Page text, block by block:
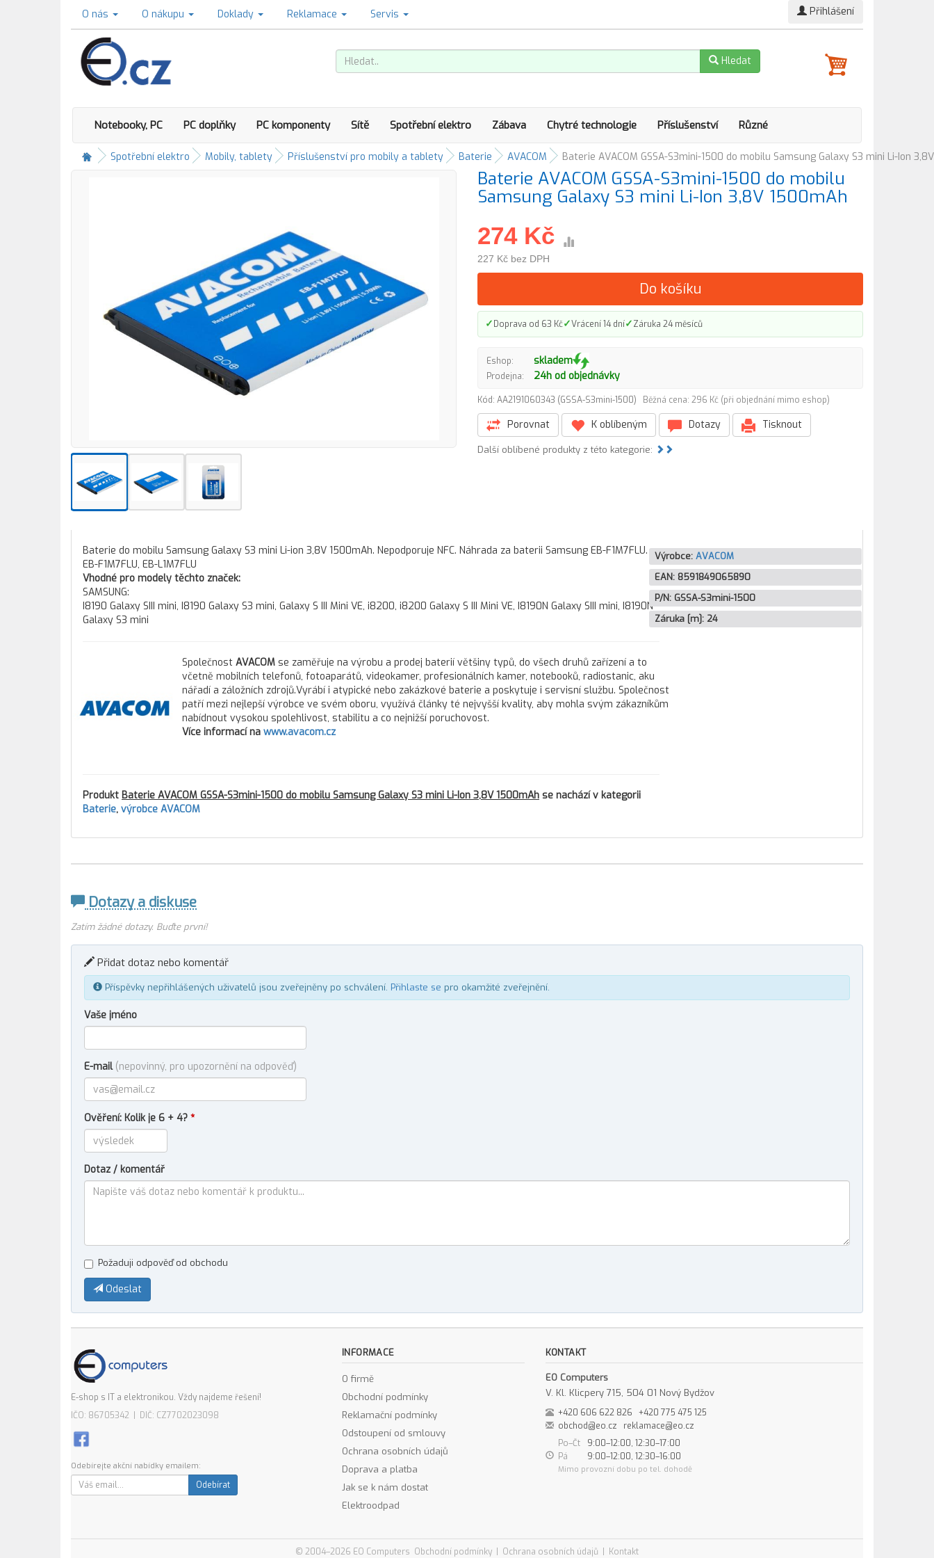
O nás O nákupu Doklady Reklamace Servis Přihlášení
Hledat
Notebooky, PC PC doplňky PC komponenty Sítě Spotřební elektro Zábava Chytré technologie Příslušenství Různé
Spotřební elektro Mobily, tablety Příslušenství pro mobily a tablety Baterie AVACOM Baterie AVACOM GSSA-S3mini-1500 do mobilu Samsung Galaxy S3 mini Li-Ion
Baterie AVACOM GSSA-S3mini-1500 do mobilu
Samsung Galaxy S3 mini Li-Ion 3,8V 1500mAh
274 Kč
227 Kč bez DPH
Do košíku
✓Doprava od 63 Kč✓Vrácení 14 dní✓Záruka 24 měsíců
Eshop: skladem
Prodejna: 24h od objednávky
Kód: AA2191060343 (GSSA-S3mini-1500) Běžná cena: 296 Kč (při objednání mimo eshop)
Porovnat K oblíbeným Dotazy Tisknout
Další oblíbené produkty z této kategorie:
Baterie do mobilu Samsung Galaxy S3 mini Li-ion 3,8V 1500mAh. Nepodporuje NFC. Náhrada za baterii Samsung EB-F1M7FLU.
EB-F1M7FLU, EB-L1M7FLU
Vhodné pro modely těchto značek:
SAMSUNG:
I8190 Galaxy SIII mini, I8190 Galaxy S3 mini, Galaxy S III Mini VE, i8200, i8200 Galaxy S III Mini VE, I8190N Galaxy SIII mini, I8190N
Galaxy S3 mini
Společnost AVACOM se zaměřuje na výrobu a prodej baterií většiny typů, do všech druhů zařízení a to
včetně mobilních telefonů, fotoaparátů, videokamer, profesionálních kamer, notebooků, radiostanic, aku
nářadí a záložních zdrojů.Vyrábí i atypické nebo zakázkové baterie a poskytuje i servisní službu. Společnost
patří mezi nejlepší výrobce ve svém oboru, využívá články té nejvyšší kvality, aby mohla svým zákazníkům
nabídnout vysokou spolehlivost, stabilitu a co nejnižší poruchovost.
Více informací na www.avacom.cz
Produkt Baterie AVACOM GSSA-S3mini-1500 do mobilu Samsung Galaxy S3 mini Li-Ion 3,8V 1500mAh se nachází v kategorii
Baterie, výrobce AVACOM
Výrobce: AVACOM
EAN: 8591849065890
P/N: GSSA-S3mini-1500
Záruka [m]: 24
Dotazy a diskuse
Zatím žádné dotazy. Buďte první!
Přidat dotaz nebo komentář
Příspěvky nepřihlášených uživatelů jsou zveřejněny po schválení. Přihlaste se pro okamžité zveřejnění.
Vaše jméno
E-mail (nepovinný, pro upozornění na odpověď)
Ověření: Kolik je 6 + 4? *
Dotaz / komentář
Požaduji odpověď od obchodu
Odeslat
E-shop s IT a elektronikou. Vždy najdeme řešení!
IČO: 86705342 | DIČ: CZ7702023098
Odebírejte akční nabídky emailem:
Odebírat
INFORMACE
O firmě
Obchodní podmínky
Reklamační podmínky
Odstoupení od smlouvy
Ochrana osobních údajů
Doprava a platba
Jak se k nám dostat
Elektroodpad
KONTAKT
EO Computers
V. Kl. Klicpery 715, 504 01 Nový Bydžov
+420 606 622 826
+420 775 475 125
obchod@eo.cz
reklamace@eo.cz
Po–Čt
9:00–12:00, 12:30–17:00
Pá
9:00–12:00, 12:30–16:00
Mimo provozní dobu po tel. dohodě
© 2004–2026 EO Computers Obchodní podmínky Ochrana osobních údajů Kontakt